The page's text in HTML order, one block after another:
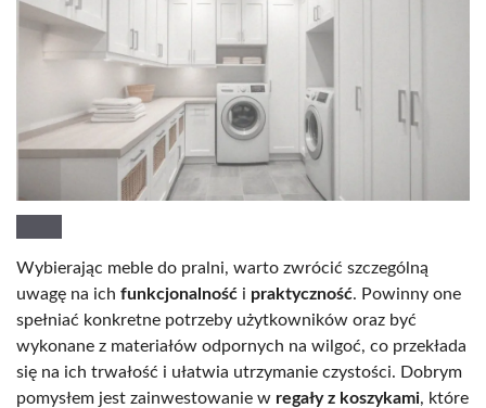
Wybierając meble do pralni, warto zwrócić szczególną
uwagę na ich funkcjonalność i praktyczność. Powinny one
spełniać konkretne potrzeby użytkowników oraz być
wykonane z materiałów odpornych na wilgoć, co przekłada
się na ich trwałość i ułatwia utrzymanie czystości. Dobrym
pomysłem jest zainwestowanie w regały z koszykami, które